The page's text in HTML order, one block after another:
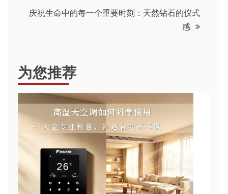
导
庆祝生命中的每一个重要时刻：天然钻石的仪式
感
为您推荐